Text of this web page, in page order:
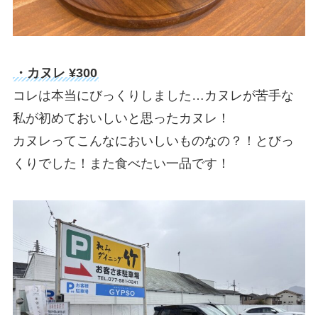
・カヌレ ¥300
コレは本当にびっくりしました…カヌレが苦手な
私が初めておいしいと思ったカヌレ！
カヌレってこんなにおいしいものなの？！とびっ
くりでした！また食べたい一品です！